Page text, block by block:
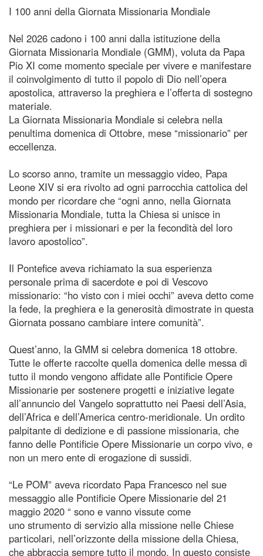
I 100 anni della Giornata Missionaria Mondiale
Nel 2026 cadono i 100 anni dalla istituzione della
Giornata Missionaria Mondiale (GMM), voluta da Papa
Pio XI come momento speciale per vivere e manifestare
il coinvolgimento di tutto il popolo di Dio nell’opera
apostolica, attraverso la preghiera e l’offerta di sostegno
materiale.
La Giornata Missionaria Mondiale si celebra nella
penultima domenica di Ottobre, mese “missionario” per
eccellenza.
Lo scorso anno, tramite un messaggio video, Papa
Leone XIV si era rivolto ad ogni parrocchia cattolica del
mondo per ricordare che “ogni anno, nella Giornata
Missionaria Mondiale, tutta la Chiesa si unisce in
preghiera per i missionari e per la fecondità del loro
lavoro apostolico”.
Il Pontefice aveva richiamato la sua esperienza
personale prima di sacerdote e poi di Vescovo
missionario: “ho visto con i miei occhi” aveva detto come
la fede, la preghiera e la generosità dimostrate in questa
Giornata possano cambiare intere comunità”.
Quest’anno, la GMM si celebra domenica 18 ottobre.
Tutte le offerte raccolte quella domenica delle messa di
tutto il mondo vengono affidate alle Pontificie Opere
Missionarie per sostenere progetti e iniziative legate
all’annuncio del Vangelo soprattutto nei Paesi dell’Asia,
dell’Africa e dell’America centro-meridionale. Un ordito
palpitante di dedizione e di passione missionaria, che
fanno delle Pontificie Opere Missionarie un corpo vivo, e
non un mero ente di erogazione di sussidi.
“Le POM” aveva ricordato Papa Francesco nel sue
messaggio alle Pontificie Opere Missionarie del 21
maggio 2020 “ sono e vanno vissute come
uno strumento di servizio alla missione nelle Chiese
particolari, nell’orizzonte della missione della Chiesa,
che abbraccia sempre tutto il mondo. In questo consiste